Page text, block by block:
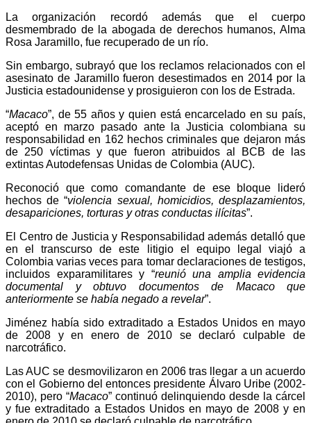
La organización recordó además que el cuerpo
desmembrado de la abogada de derechos humanos, Alma
Rosa Jaramillo, fue recuperado de un río.
Sin embargo, subrayó que los reclamos relacionados con el
asesinato de Jaramillo fueron desestimados en 2014 por la
Justicia estadounidense y prosiguieron con los de Estrada.
“Macaco”, de 55 años y quien está encarcelado en su país,
aceptó en marzo pasado ante la Justicia colombiana su
responsabilidad en 162 hechos criminales que dejaron más
de 250 víctimas y que fueron atribuidos al BCB de las
extintas Autodefensas Unidas de Colombia (AUC).
Reconoció que como comandante de ese bloque lideró
hechos de “violencia sexual, homicidios, desplazamientos,
desapariciones, torturas y otras conductas ilícitas”.
El Centro de Justicia y Responsabilidad además detalló que
en el transcurso de este litigio el equipo legal viajó a
Colombia varias veces para tomar declaraciones de testigos,
incluidos exparamilitares y “reunió una amplia evidencia
documental y obtuvo documentos de Macaco que
anteriormente se había negado a revelar”.
Jiménez había sido extraditado a Estados Unidos en mayo
de 2008 y en enero de 2010 se declaró culpable de
narcotráfico.
Las AUC se desmovilizaron en 2006 tras llegar a un acuerdo
con el Gobierno del entonces presidente Álvaro Uribe (2002-
2010), pero “Macaco” continuó delinquiendo desde la cárcel
y fue extraditado a Estados Unidos en mayo de 2008 y en